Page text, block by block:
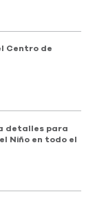
Centro de
detalles para
Niño en todo el